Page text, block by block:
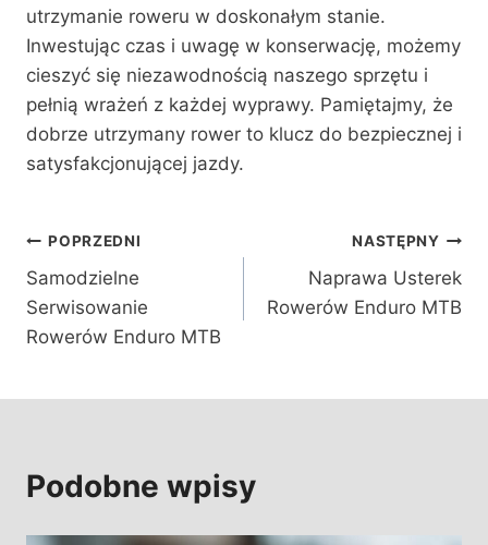
utrzymanie roweru w doskonałym stanie.
Inwestując czas i uwagę w konserwację, możemy
cieszyć się niezawodnością naszego sprzętu i
pełnią wrażeń z każdej wyprawy. Pamiętajmy, że
dobrze utrzymany rower to klucz do bezpiecznej i
satysfakcjonującej jazdy.
Nawigacja
wpisu
POPRZEDNI
Samodzielne
Serwisowanie
Rowerów Enduro MTB
NASTĘPNY
Naprawa Usterek
Rowerów Enduro MTB
Podobne wpisy